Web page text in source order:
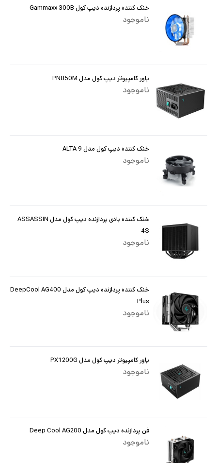
خنک کننده پردازنده دیپ کول Gammaxx 300B
ناموجود
پاور کامپیوتر دیپ کول مدل PN850M
ناموجود
خنک کننده دیپ کول مدل ALTA 9
ناموجود
خنک کننده بادی پردازنده دیپ کول مدل ASSASSIN
4S
ناموجود
خنک کننده پردازنده دیپ کول مدل DeepCool AG400
Plus
ناموجود
پاور کامپیوتر دیپ کول مدل PX1200G
ناموجود
فن پردازنده دیپ کول مدل Deep Cool AG200
ناموجود